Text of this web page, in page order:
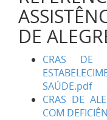
DE
CRAS DE
SAÚDE.pdf
CRAS DE
COM